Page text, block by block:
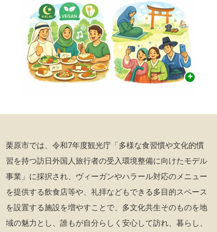
栗原市では、令和7年度観光庁「多様な食習慣や文化的慣
習を持つ訪日外国人旅行者の受入環境整備に向けたモデル
事業」に採択され、ヴィーガンやハラール対応のメニュー
を提供する飲食店等や、礼拝などもできる多目的スペース
を設置する施設を増やすことで、多文化共生そのものを地
域の魅力とし、誰もが自分らしく安心して訪れ、暮らし、